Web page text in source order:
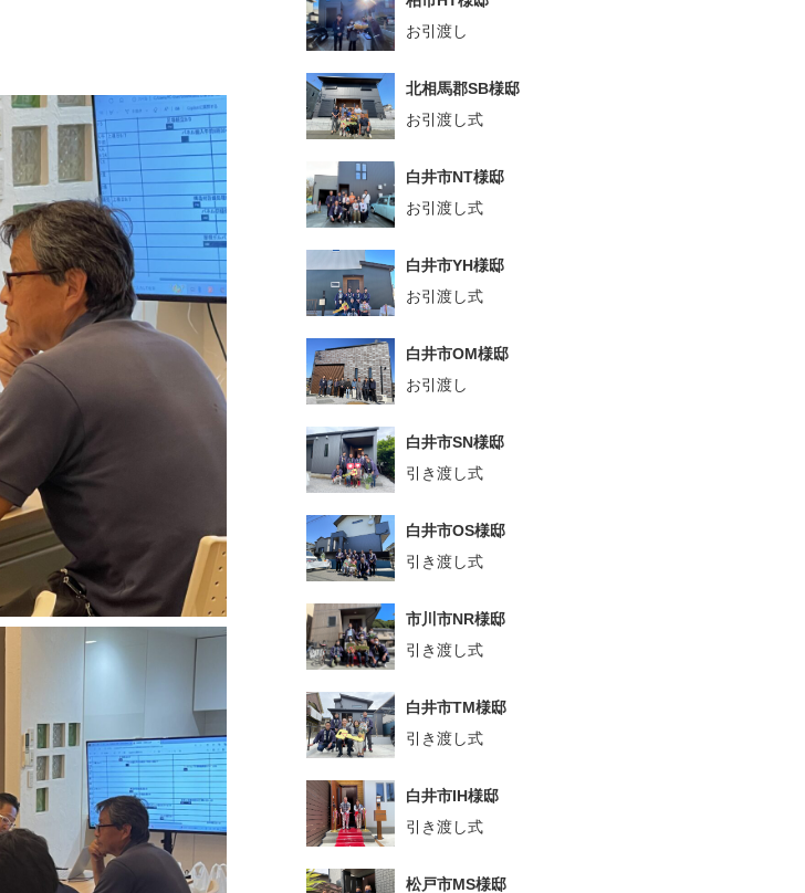
お引渡し
北相馬郡SB様邸
お引渡し式
白井市NT様邸
お引渡し式
白井市YH様邸
お引渡し式
白井市OM様邸
お引渡し
白井市SN様邸
引き渡し式
白井市OS様邸
引き渡し式
市川市NR様邸
引き渡し式
白井市TM様邸
引き渡し式
白井市IH様邸
引き渡し式
松戸市MS様邸